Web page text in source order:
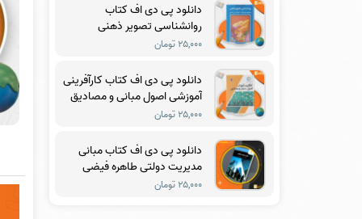
دانلود پی دی اف کتاب
روانشناسی تصویر ذهنی
ماکسول مالتز PDF
۲۵,۰۰۰ تومان
دانلود پی دی اف کتاب کارآفرینی
آموزشی اصول مبانی و مصادیق
دکتر مرتضی رضایی زاده PDF
۲۵,۰۰۰ تومان
دانلود پی دی اف کتاب مبانی
مدیریت دولتی طاهره فیضی
PDF
۲۵,۰۰۰ تومان